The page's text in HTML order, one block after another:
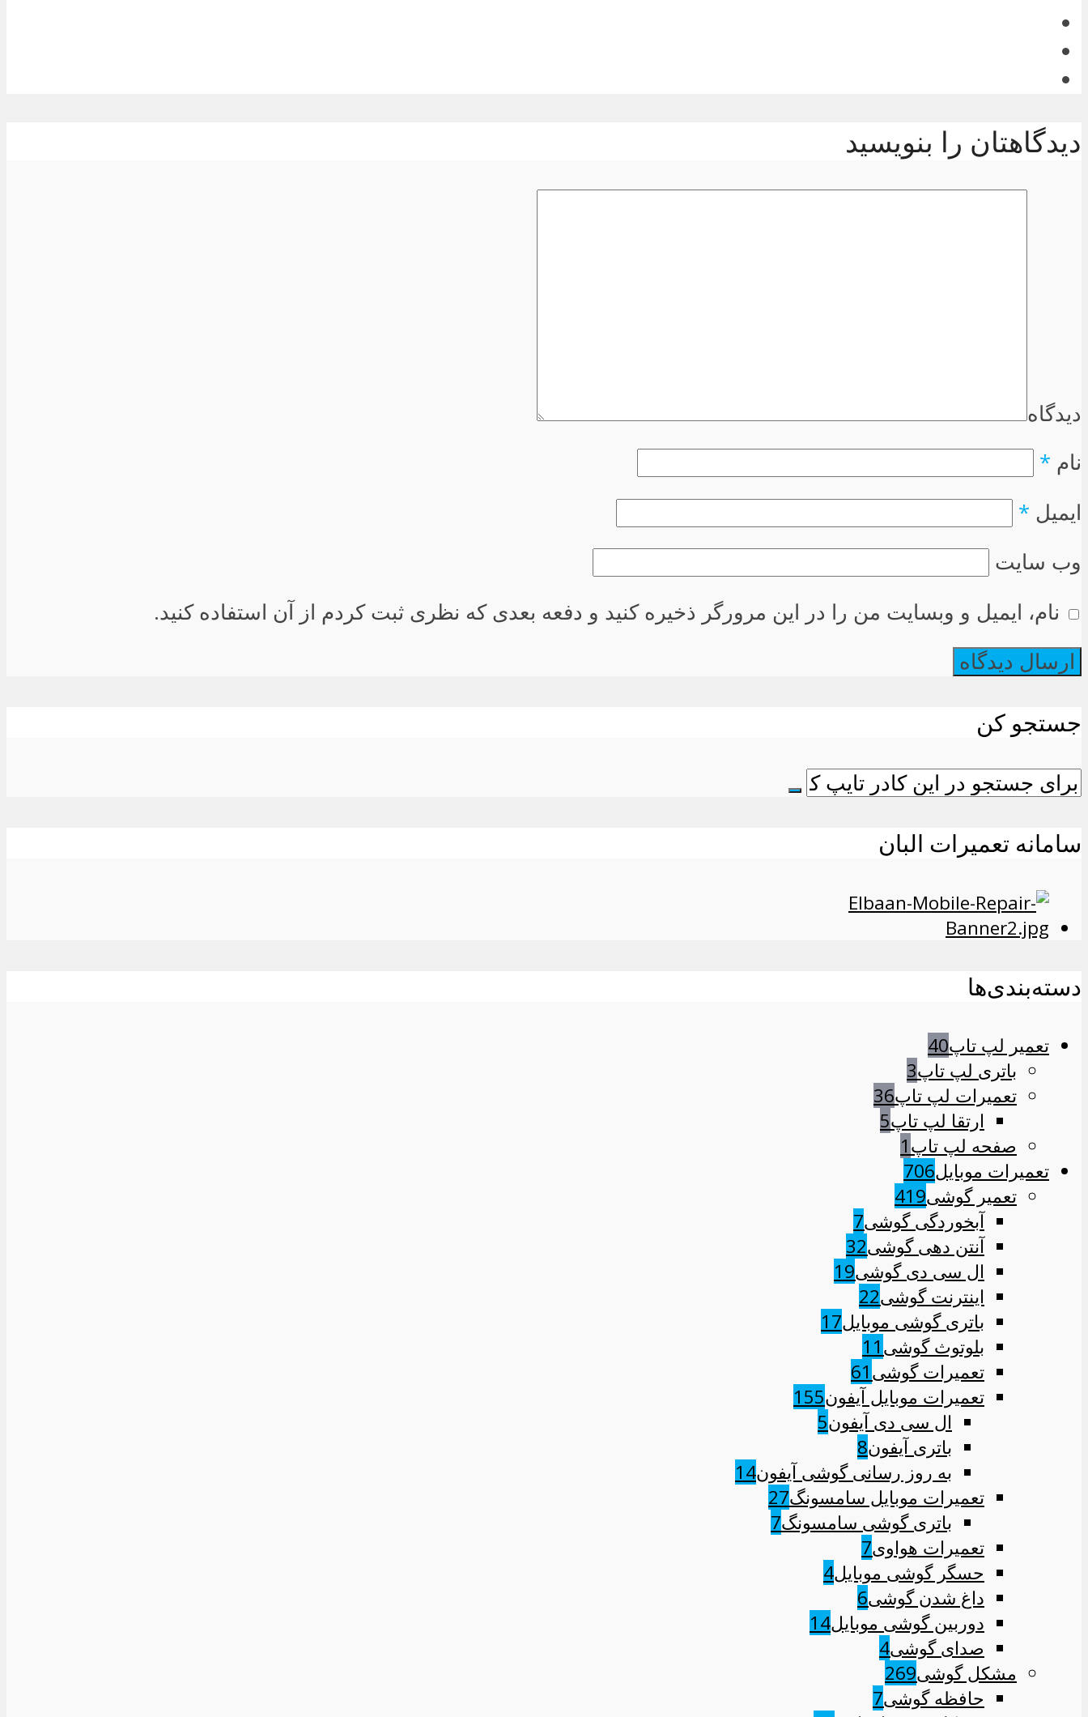
دیدگاهتان را بنویسید
دیدگاه
نام *
ایمیل *
وب سایت
نام، ایمیل و وبسایت من را در این مرورگر ذخیره کنید و دفعه بعدی که نظری ثبت کردم از آن استفاده کنید.
جستجو کن
سامانه تعمیرات البان
دسته‌بندی‌ها
تعمیر لپ تاپ40
باتری لپ تاپ3
تعمیرات لپ تاپ36
ارتقا لپ تاپ5
صفحه لپ تاپ1
تعمیرات موبایل706
تعمیر گوشی419
آبخوردگی گوشی7
آنتن دهی گوشی32
ال سی دی گوشی19
اینترنت گوشی22
باتری گوشی موبایل17
بلوتوث گوشی11
تعمیرات گوشی61
تعمیرات موبایل آیفون155
ال سی دی آیفون5
باتری آیفون8
به روز رسانی گوشی آیفون14
تعمیرات موبایل سامسونگ27
باتری گوشی سامسونگ7
تعمیرات هواوی7
حسگر گوشی موبایل4
داغ شدن گوشی6
دوربین گوشی موبایل14
صدای گوشی4
مشکل گوشی269
حافظه گوشی7